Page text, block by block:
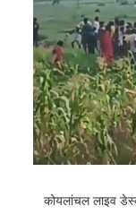
कोयलांचल लाइव